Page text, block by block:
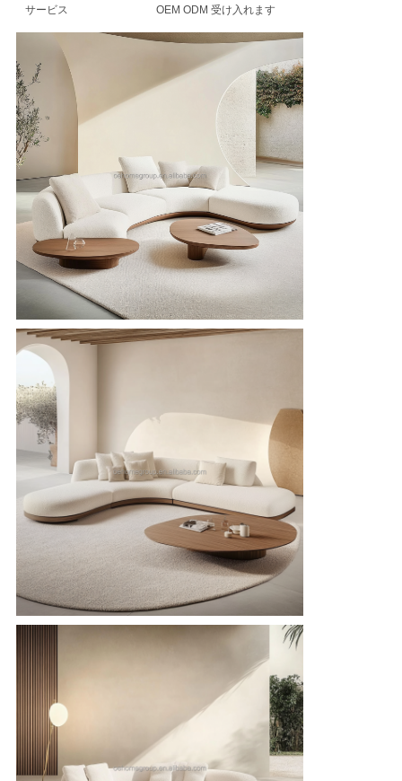
ュ
ー
ス
す
べ
て
の
場
合
見
積
依
頼
地
図
プ
イ
バ
サービス OEM ODM 受け入れます